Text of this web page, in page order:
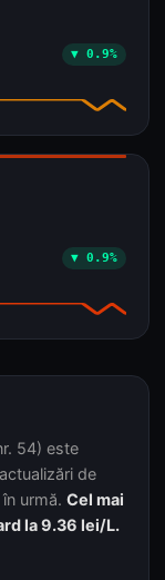
▼ 0.9%
▼ 0.9%
54) este
de
urmă. Cel mai
la 9.36 lei/L.